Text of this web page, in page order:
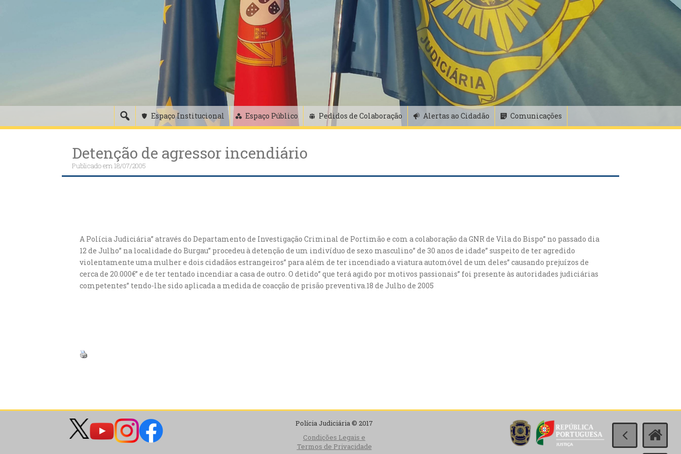
Espaço Institucional Espaço Público Pedidos de Colaboração Alertas ao Cidadão Comunicações
Detenção de agressor incendiário
Publicado em18/07/2005
A Polícia Judiciária” através do Departamento de Investigação Criminal de Portimão e com a colaboração da GNR de Vila do Bispo” no passado dia
12 de Julho” na localidade do Burgau” procedeu à detenção de um indivíduo de sexo masculino” de 30 anos de idade” suspeito de ter agredido
violentamente uma mulher e dois cidadãos estrangeiros” para além de ter incendiado a viatura automóvel de um deles” causando prejuízos de
cerca de 20.000€” e de ter tentado incendiar a casa de outro. O detido” que terá agido por motivos passionais” foi presente às autoridades judiciárias
competentes” tendo-lhe sido aplicada a medida de coacção de prisão preventiva.18 de Julho de 2005
Polícia Judiciária © 2017
Condições Legais e
Termos de Privacidade